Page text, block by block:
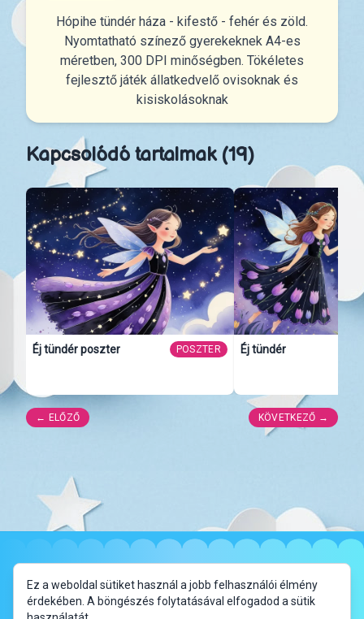
Hópihe tündér háza - kifestő - fehér és zöld.
Nyomtatható színező gyerekeknek A4-es
méretben, 300 DPI minőségben. Tökéletes
fejlesztő játék állatkedvelő ovisoknak és
kisiskolásoknak
Kapcsolódó tartalmak (19)
Éj tündér poszter POSZTER Éj tündér
← ELŐZŐ KÖVETKEZŐ →
Ez a weboldal sütiket használ a jobb felhasználói élmény
érdekében. A böngészés folytatásával elfogadod a sütik